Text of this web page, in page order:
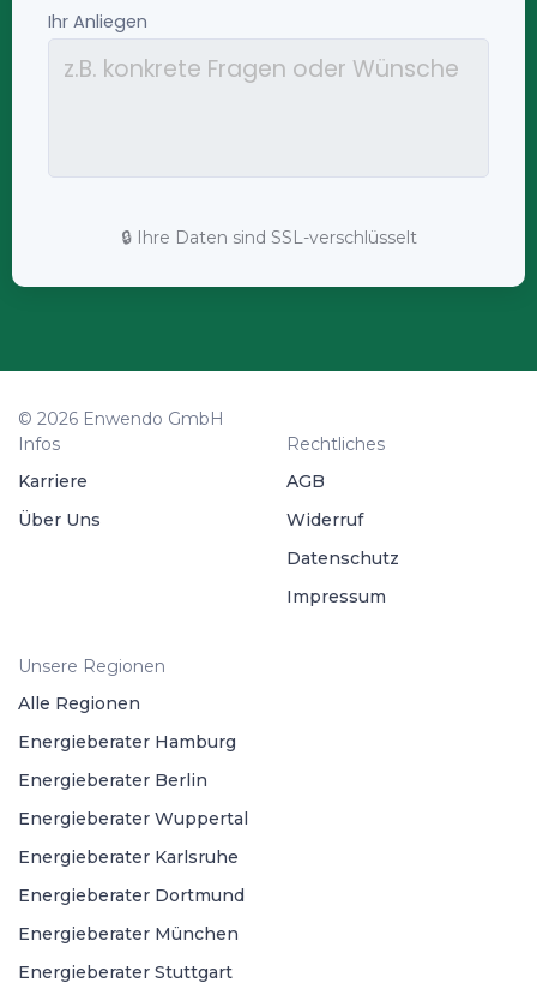
🔒 Ihre Daten sind SSL-verschlüsselt
© 2026 Enwendo GmbH
Infos
Karriere
Über Uns
Rechtliches
AGB
Widerruf
Datenschutz
Impressum
Unsere Regionen
Alle Regionen
Energieberater Hamburg
Energieberater Berlin
Energieberater Wuppertal
Energieberater Karlsruhe
Energieberater Dortmund
Energieberater München
Energieberater Stuttgart